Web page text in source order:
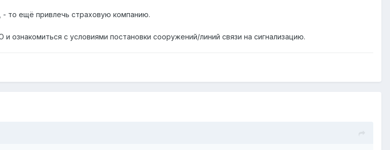
- то ещё привлечь страховую компанию.
с условиями постановки сооружений/линий связи на сигнализацию.